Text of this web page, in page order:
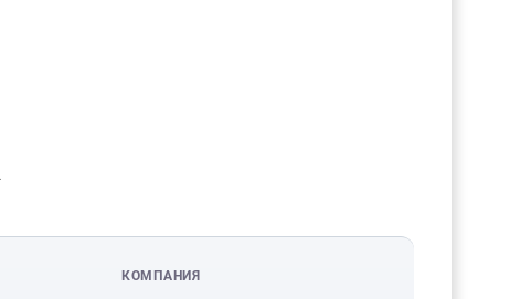
КОМПАНИЯ